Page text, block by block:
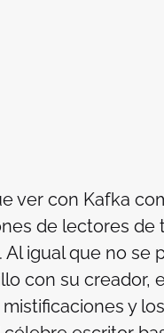
ver con Kafka
de lectores
igual que no se
con su creador,
y